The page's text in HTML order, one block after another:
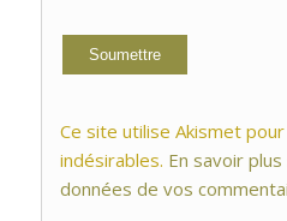
Ce site utilise Akismet
indésirables. En savoir
données de vos